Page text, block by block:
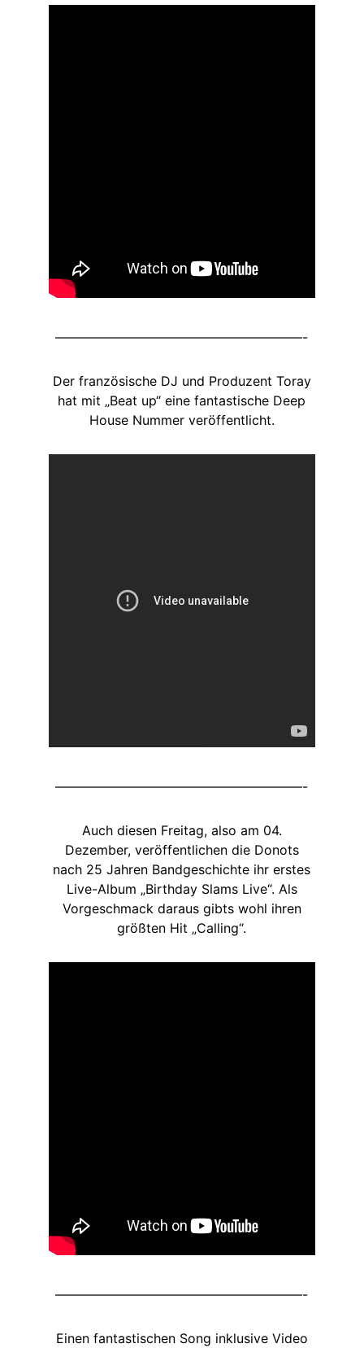
———————————————————-
Der französische DJ und Produzent Toray
hat mit „Beat up“ eine fantastische Deep
House Nummer veröffentlicht.
———————————————————-
Auch diesen Freitag, also am 04.
Dezember, veröffentlichen die Donots
nach 25 Jahren Bandgeschichte ihr erstes
Live-Album „Birthday Slams Live“. Als
Vorgeschmack daraus gibts wohl ihren
größten Hit „Calling“.
———————————————————-
Einen fantastischen Song inklusive Video